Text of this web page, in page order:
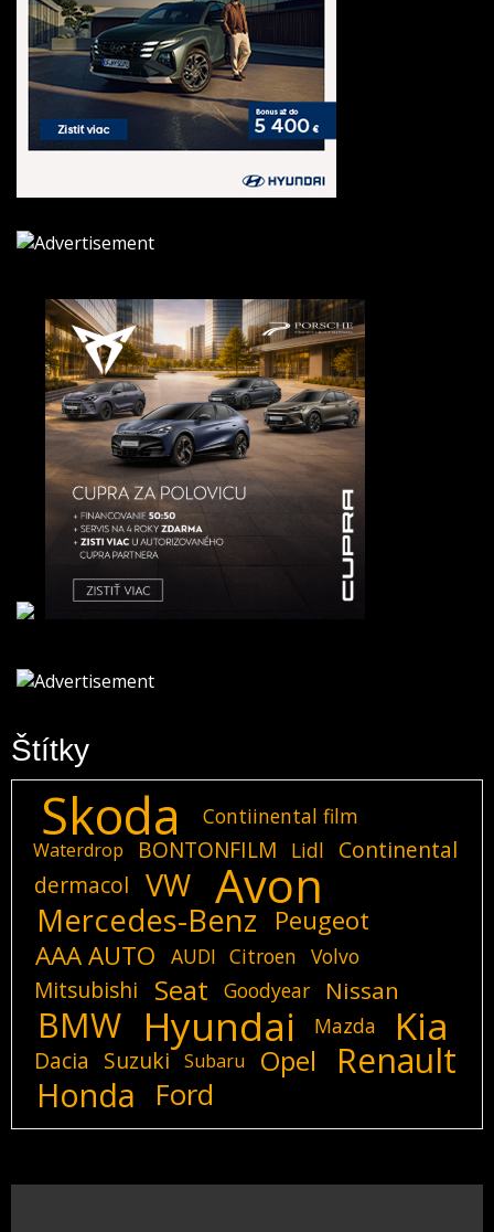
Štítky
Skoda Contiinental film
Waterdrop BONTONFILM Lidl
Continental
dermacol
VW Avon
Mercedes-Benz
Peugeot
AAA AUTO
AUDI Citroen Volvo
Mitsubishi Seat Goodyear Nissan
BMW Hyundai Mazda Kia
Dacia Suzuki Subaru Opel Renault
Honda Ford